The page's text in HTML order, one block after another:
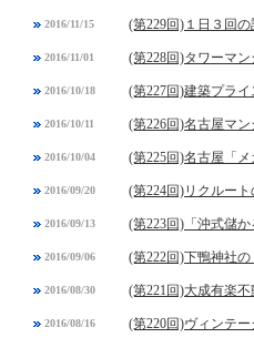
2016/11/15 (第229回)１日３回
2016/11/01 (第228回)タワーマン
2016/10/18 (第227回)建築プラ
2016/10/11 (第226回)名古屋マ
2016/10/04 (第225回)名古屋「
2016/09/20 (第224回)リクルート
2016/09/13 (第223回)「沖式儲
2016/09/06 (第222回)下鴨神社
2016/08/30 (第221回)大成有楽
2016/08/16 (第220回)ヴィンテ